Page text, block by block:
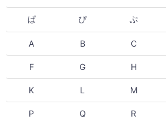
ぱ ぴ ぷ
A B C
F G H
K L M
P Q R